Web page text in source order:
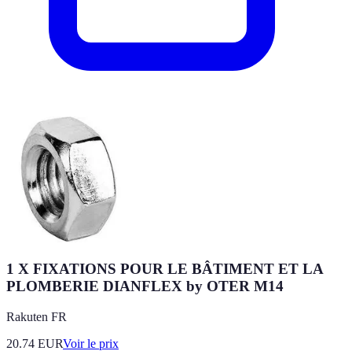
1 X FIXATIONS POUR LE BÂTIMENT ET LA
PLOMBERIE DIANFLEX by OTER M14
Rakuten FR
20.74 EURVoir le prix